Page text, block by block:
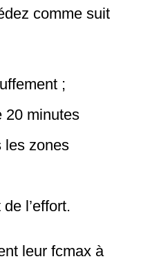
comme suit
;
20 minutes
les zones
l’effort.
leur fcmax à